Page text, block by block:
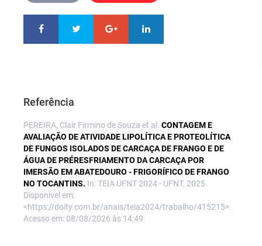
Referência
PEREIRA, Clair Firmino de Souza et al. CONTAGEM E
AVALIAÇÃO DE ATIVIDADE LIPOLÍTICA E PROTEOLÍTICA
DE FUNGOS ISOLADOS DE CARCAÇA DE FRANGO E DE
ÁGUA DE PRÉRESFRIAMENTO DA CARCAÇA POR
IMERSÃO EM ABATEDOURO - FRIGORÍFICO DE FRANGO
NO TOCANTINS. In: TEIA UFNT 2024 - UFNT, 2025.
Disponível em:
<https://doity.com.br/anais/teia2024/trabalho/415215>.
Acesso em: 08/08/2026 às 14:49